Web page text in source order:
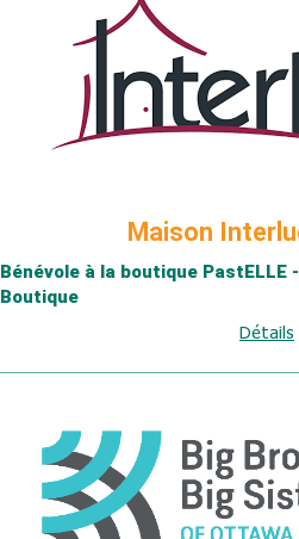
Maison
Bénévole à la boutique PastELLE
Boutique
Détails